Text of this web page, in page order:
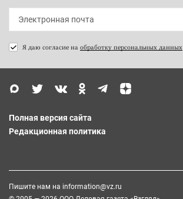
Я даю согласие на обработку персональных данных
Полная версия сайта
Редакционная политика
Пишите нам на information@vz.ru